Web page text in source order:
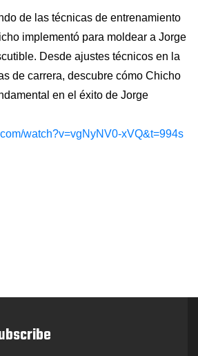
de las técnicas de entrenamiento
implementó para moldear a Jorge
Desde ajustes técnicos en la
de carrera, descubre cómo Chicho
en el éxito de Jorge
watch?v=vgNyNV0-xVQ&t=994s